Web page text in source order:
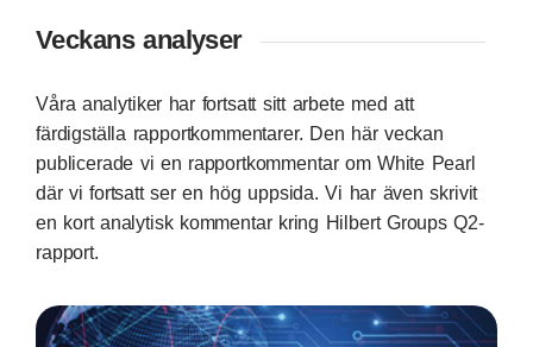
Veckans analyser
Våra analytiker har fortsatt sitt arbete med att
färdigställa rapportkommentarer. Den här veckan
publicerade vi en rapportkommentar om White Pearl
där vi fortsatt ser en hög uppsida. Vi har även skrivit
en kort analytisk kommentar kring Hilbert Groups Q2-
rapport.